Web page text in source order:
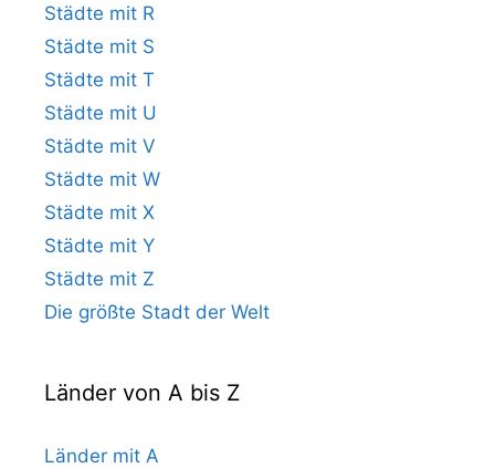
Städte mit R
Städte mit S
Städte mit T
Städte mit U
Städte mit V
Städte mit W
Städte mit X
Städte mit Y
Städte mit Z
Die größte Stadt der Welt
Länder von A bis Z
Länder mit A